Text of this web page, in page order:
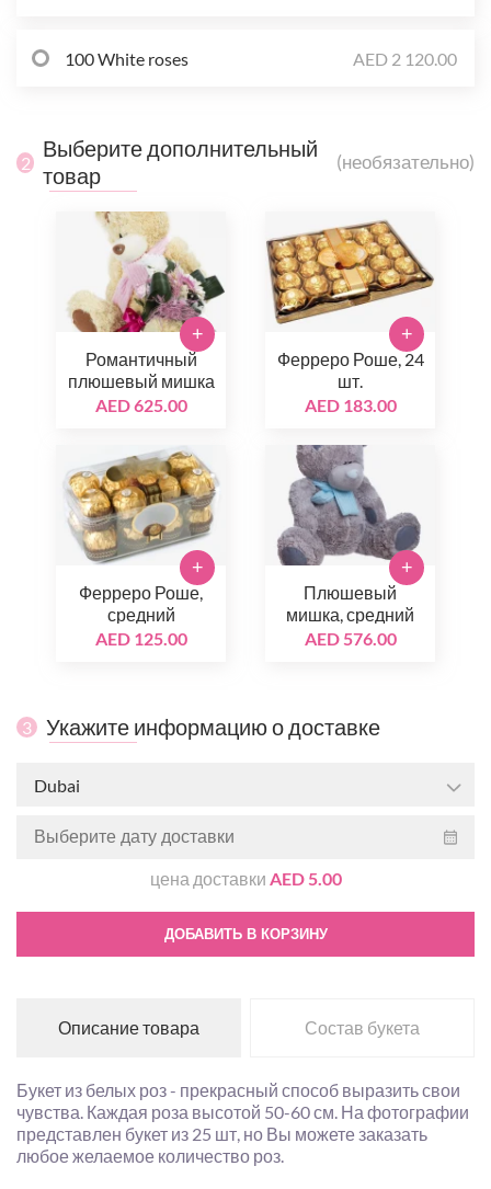
100 White roses AED 2 120.00
2
Выберите дополнительный
товар
(необязательно)
Романтичный
плюшевый мишка
AED 625.00
+
Ферреро Роше, 24
шт.
AED 183.00
+
Ферреро Роше,
средний
AED 125.00
+
Плюшевый
мишка, средний
AED 576.00
+
3 Укажите информацию о доставке
Dubai
цена доставки AED 5.00
ДОБАВИТЬ В КОРЗИНУ
Описание товара Состав букета
Букет из белых роз - прекрасный способ выразить свои
чувства. Каждая роза высотой 50-60 см. На фотографии
представлен букет из 25 шт, но Вы можете заказать
любое желаемое количество роз.